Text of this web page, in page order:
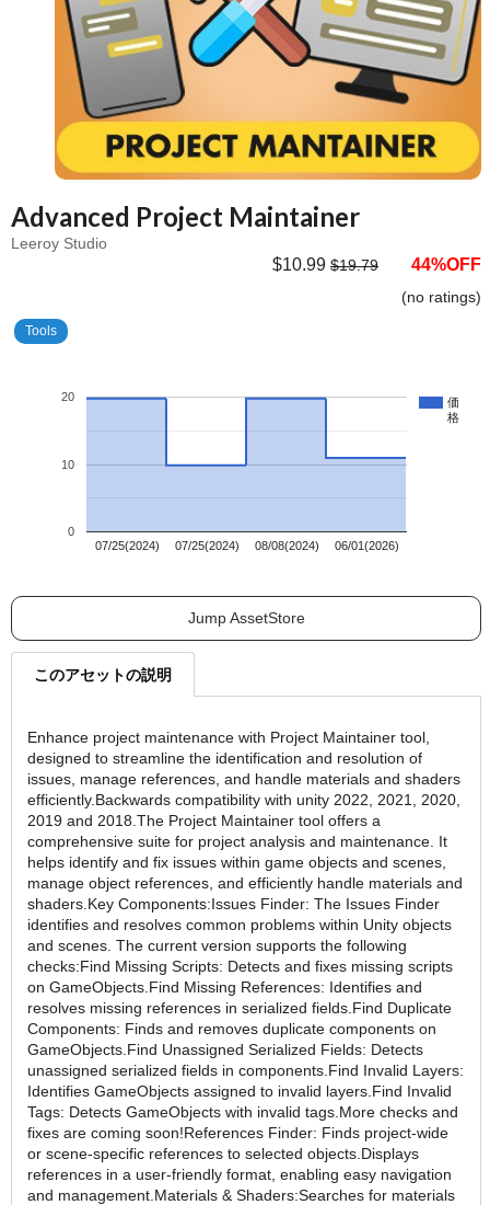
Advanced Project Maintainer
Leeroy Studio
$10.99 $19.79 44%OFF
(no ratings)
Tools
価
格
07/25(2024) 07/25(2024) 08/08(2024) 06/01(2026)
0
10
20
Jump AssetStore
このアセットの説明
Enhance project maintenance with Project Maintainer tool,
designed to streamline the identification and resolution of
issues, manage references, and handle materials and shaders
efficiently.Backwards compatibility with unity 2022, 2021, 2020,
2019 and 2018.The Project Maintainer tool offers a
comprehensive suite for project analysis and maintenance. It
helps identify and fix issues within game objects and scenes,
manage object references, and efficiently handle materials and
shaders.Key Components:Issues Finder: The Issues Finder
identifies and resolves common problems within Unity objects
and scenes. The current version supports the following
checks:Find Missing Scripts: Detects and fixes missing scripts
on GameObjects.Find Missing References: Identifies and
resolves missing references in serialized fields.Find Duplicate
Components: Finds and removes duplicate components on
GameObjects.Find Unassigned Serialized Fields: Detects
unassigned serialized fields in components.Find Invalid Layers:
Identifies GameObjects assigned to invalid layers.Find Invalid
Tags: Detects GameObjects with invalid tags.More checks and
fixes are coming soon!References Finder: Finds project-wide
or scene-specific references to selected objects.Displays
references in a user-friendly format, enabling easy navigation
and management.Materials & Shaders:Searches for materials